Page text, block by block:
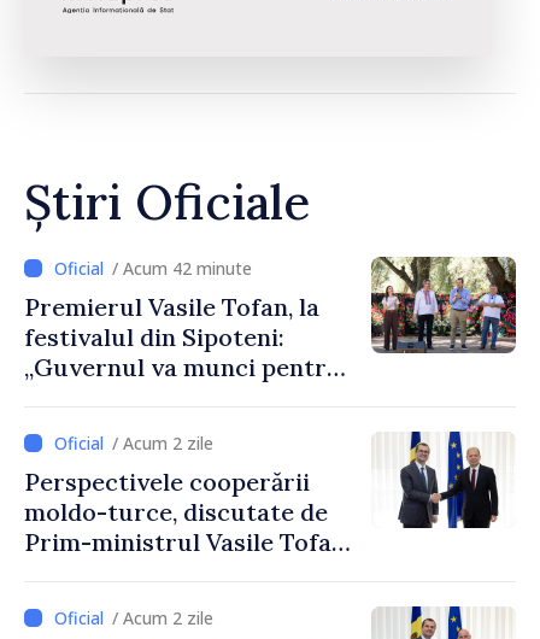
Știri Oficiale
/ Acum 42 minute
Premierul Vasile Tofan, la
festivalul din Sipoteni:
„Guvernul va munci pentru
comunitate și toți
moldovenii să prospere”
/ Acum 2 zile
Perspectivele cooperării
moldo-turce, discutate de
Prim-ministrul Vasile Tofan
Uygar Mustafa Sertel
/ Acum 2 zile